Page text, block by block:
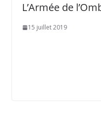
L’Armée de
15 juillet 2019